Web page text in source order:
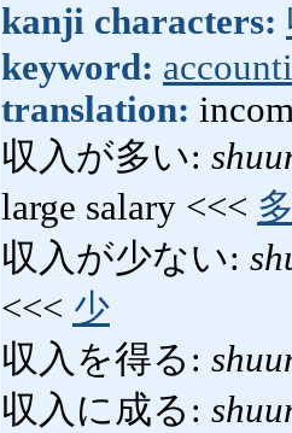
kanji characters:
keyword:
translation:
収入が多い:
large salary <<<
収入が少ない:
<<< 少
収入を得る:
収入に成る: